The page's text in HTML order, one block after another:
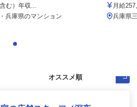
む）年収...
兵庫県のマンション
月給
兵庫県